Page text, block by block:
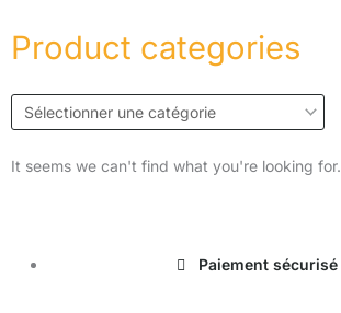
Product categories
It seems we can't find what you're looking for.
Paiement sécurisé